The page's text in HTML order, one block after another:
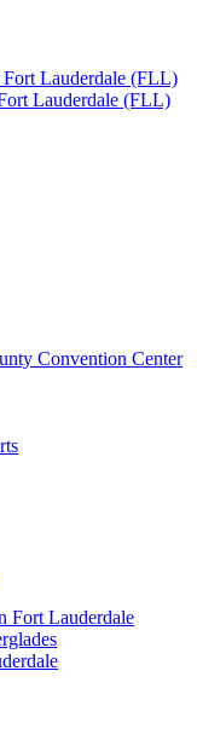
Lauderdale (FLL)
Lauderdale (FLL)
Convention Center
Fort Lauderdale